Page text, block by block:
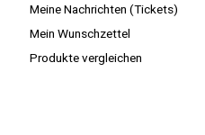
Meine Nachrichten (Tickets)
Mein Wunschzettel
Produkte vergleichen